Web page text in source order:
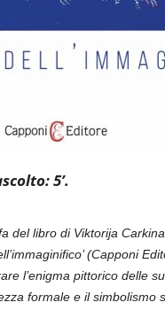
5’.
del libro di Viktorija
(Capponi
l’enigma pittorico delle
formale e il simbolismo